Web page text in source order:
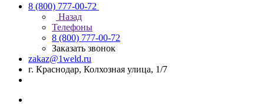
8 (800) 777-00-72
Назад
Телефоны
8 (800) 777-00-72
Заказать звонок
zakaz@1weld.ru
г. Краснодар, Колхозная улица, 1/7